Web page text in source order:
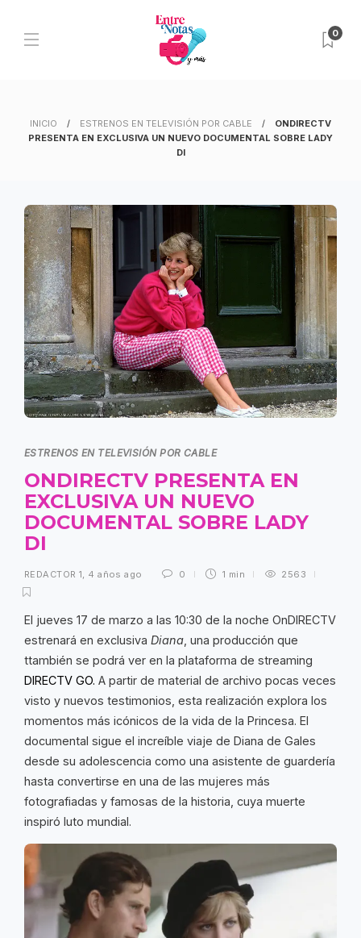
0
INICIO ESTRENOS EN TELEVISIÓN POR CABLE
ONDIRECTV
PRESENTA EN EXCLUSIVA UN NUEVO DOCUMENTAL SOBRE LADY
DI
ESTRENOS EN TELEVISIÓN POR CABLE
ONDIRECTV PRESENTA EN
EXCLUSIVA UN NUEVO
DOCUMENTAL SOBRE LADY
DI
REDACTOR 1, 4 años ago 0 1 min 2563
El jueves 17 de marzo a las 10:30 de la noche OnDIRECTV
estrenará en exclusiva Diana , una producción que
ttambién se podrá ver en la plataforma de streaming
DIRECTV GO. A partir de material de archivo pocas veces
visto y nuevos testimonios, esta realización explora los
momentos más icónicos de la vida de la Princesa. El
documental sigue el increíble viaje de Diana de Gales
desde su adolescencia como una asistente de guardería
hasta convertirse en una de las mujeres más
fotografiadas y famosas de la historia, cuya muerte
inspiró luto mundial.